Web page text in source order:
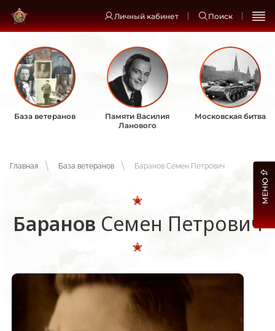
Личный кабинет Поиск
База ветеранов
Памяти Василия
Ланового
Московская битва
Главная База ветеранов Баранов Семен Петрович
Баранов Семен Петрович
МЕНЮ